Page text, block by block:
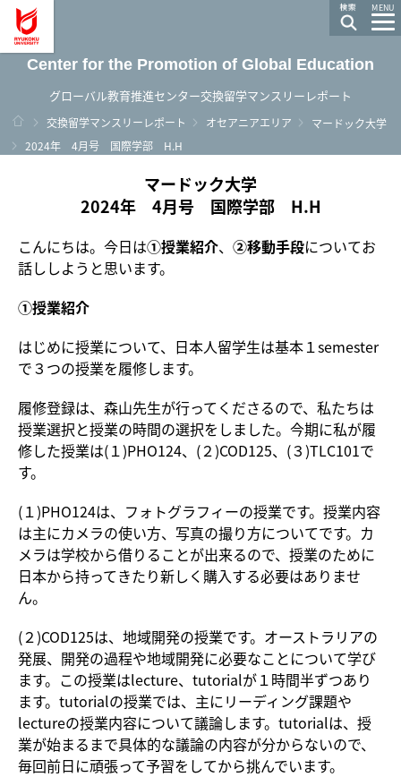
MENU
Center for the Promotion of Global Education
グローバル教育推進センター交換留学マンスリーレポート
ホーム
交換留学マンスリーレポート オセアニアエリア
マードック大学
2024年 4月号 国際学部 H.H
マードック大学
2024年 4月号 国際学部 H.H
こんにちは。今日は①授業紹介、 ②移動手段についてお
話ししようと思います。
①授業紹介
はじめに授業について、日本人留学生は基本１semester
で３つの授業を履修します。
履修登録は、森山先生が行ってくださるので、私たちは
授業選択と授業の時間の選択をしました。今期に私が履
修した授業は(１)PHO124、(２)COD125、(３)TLC101で
す。
(１)PHO124は、フォトグラフィーの授業です。授業内容
は主にカメラの使い方、写真の撮り方についてです。カ
メラは学校から借りることが出来るので、授業のために
日本から持ってきたり新しく購入する必要はありませ
ん。
(２)COD125は、地域開発の授業です。オーストラリアの
発展、開発の過程や地域開発に必要なことについて学び
ます。この授業はlecture、tutorialが１時間半ずつあり
ます。tutorialの授業では、主にリーディング課題や
lectureの授業内容について議論します。tutorialは、授
業が始まるまで具体的な議論の内容が分からないので、
毎回前日に頑張って予習をしてから挑んでいます。